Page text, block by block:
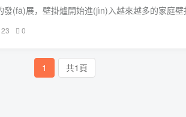
發(fā)展，壁掛爐開始進(jìn)入越來越多的家
出現(xiàn)一些問題。那么有哪些問題屬
23 0
1 共1頁